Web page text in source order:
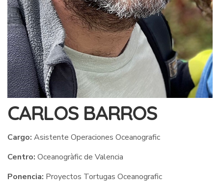
CARLOS BARROS
Cargo: Asistente Operaciones Oceanografic
Centro: Oceanogràfic de Valencia
Ponencia: Proyectos Tortugas Oceanografic